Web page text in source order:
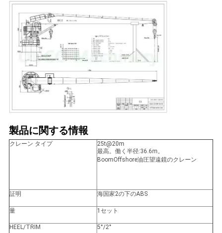
CONTACT
プ
ラ
シ
ー
製品に関する情報
クレーン タイプ
25t@20m
最高。働く半径:36.6m。
BoomOffshore油圧望遠鏡のクレーン
証明 海国家2の下のABS
量 1セット
HEEL/TRIM 5°/2°